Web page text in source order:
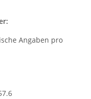
Angaben pro